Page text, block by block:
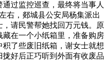
过监控巡查，最终将当事人
，郯城县公安局杨集派出
请民警帮她找回万元钱。原
在一个小纸箱里，准备购房
了些废旧纸箱，谢女士就想
好后正巧听到外面有收废品